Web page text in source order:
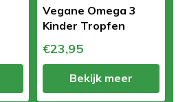
Vegane Omega 3
Kinder Tropfen
€23,95
Bekijk meer